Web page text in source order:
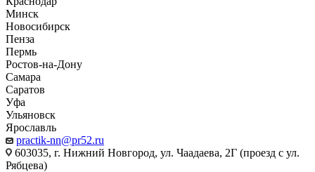
Минск
Новосибирск
Пенза
Пермь
Ростов-на-Дону
Самара
Саратов
Уфа
Ульяновск
Ярославль
practik-nn@pr52.ru
603035, г. Нижний Новгород, ул. Чаадаева, 2Г (проезд с ул.
Рябцева)